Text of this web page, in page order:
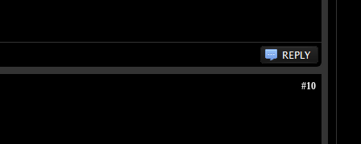
#10